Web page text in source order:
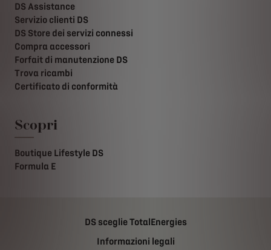
DS Assistance
Servizio clienti DS
DS Store dei servizi connessi
Compra accessori
Forfait di manutenzione DS
Trova ricambi
Certificato di conformità
Scopri
Boutique Lifestyle DS
Formula E
DS sceglie TotalEnergies
Informazioni legali